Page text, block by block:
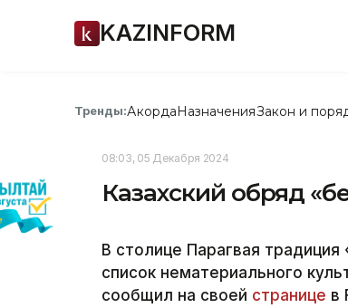
KAZINFORM
Тренды:АкордаНазначенияЗакон и
08:03, 05 Декабря 2024
Казахский обряд
В столице Парагвая
список нематериального
сообщил на своей странице в